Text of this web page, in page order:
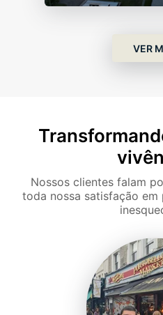
VER
Nossos clientes falam
toda nossa satisfação